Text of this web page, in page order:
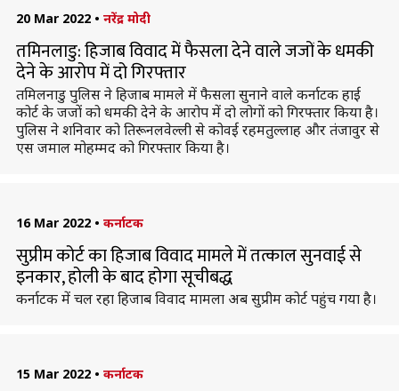
20 Mar 2022 • नरेंद्र मोदी
तमिनलाडु: हिजाब विवाद में फैसला देने वाले जजों के धमकी
देने के आरोप में दो गिरफ्तार
तमिलनाडु पुलिस ने हिजाब मामले में फैसला सुनाने वाले कर्नाटक हाई
कोर्ट के जजों को धमकी देने के आरोप में दो लोगों को गिरफ्तार किया है।
पुलिस ने शनिवार को तिरूनलवेल्ली से कोवई रहमतुल्लाह और तंजावुर से
एस जमाल मोहम्मद को गिरफ्तार किया है।
16 Mar 2022 • कर्नाटक
सुप्रीम कोर्ट का हिजाब विवाद मामले में तत्काल सुनवाई से
इनकार, होली के बाद होगा सूचीबद्ध
कर्नाटक में चल रहा हिजाब विवाद मामला अब सुप्रीम कोर्ट पहुंच गया है।
15 Mar 2022 • कर्नाटक